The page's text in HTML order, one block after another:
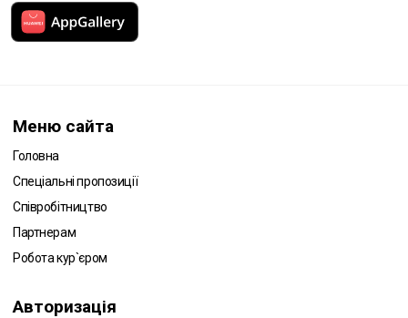
Меню сайта
Головна
Спеціальні пропозиції
Співробітництво
Партнерам
Робота кур`єром
Авторизація